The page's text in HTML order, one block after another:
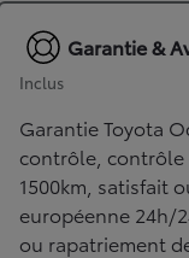
Garantie &
Inclus
Garantie Toyota
contrôle, contrôle
1500km, satisfait
européenne 24h/
ou rapatriement